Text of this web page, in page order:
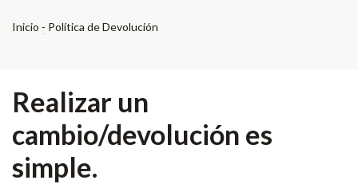
Inicio - Política de Devolución
Realizar un
cambio/devolución es
simple.